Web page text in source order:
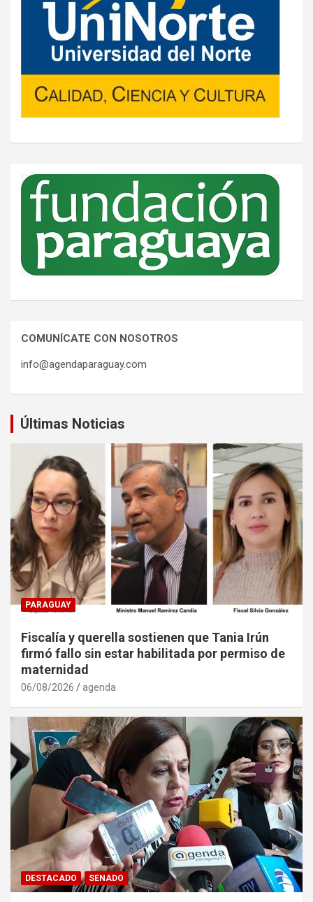
COMUNÍCATE CON NOSOTROS
info@agendaparaguay.com
Últimas Noticias
PARAGUAY
Fiscalía y querella sostienen que Tania Irún
firmó fallo sin estar habilitada por permiso de
maternidad
06/08/2026 agenda
DESTACADO SENADO